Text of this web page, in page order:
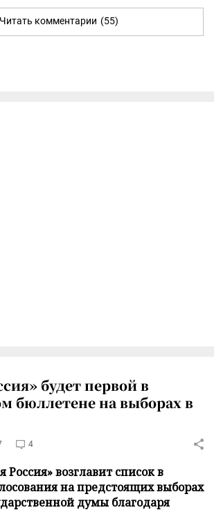
Читать комментарии (55)
будет первой в
бюллетене на выборах в
4
Россия» возглавит список в
на предстоящих выборах
думы благодаря